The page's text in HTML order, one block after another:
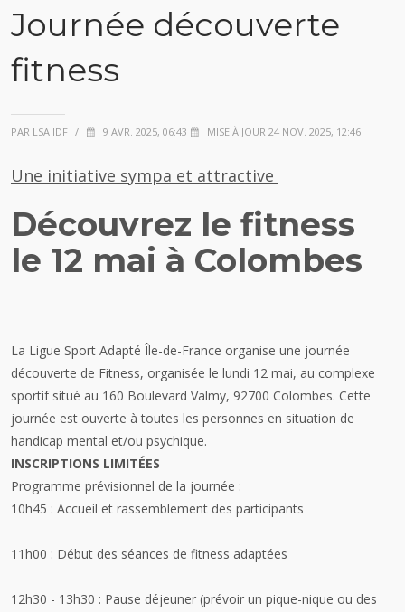
Journée découverte
fitness
PAR LSA IDF / 9 AVR. 2025, 06:43 MISE À JOUR 24 NOV. 2025, 12:46
Une initiative sympa et attractive
Découvrez le fitness
le 12 mai à Colombes
La Ligue Sport Adapté Île-de-France organise une journée
découverte de Fitness, organisée le lundi 12 mai, au complexe
sportif situé au 160 Boulevard Valmy, 92700 Colombes. Cette
journée est ouverte à toutes les personnes en situation de
handicap mental et/ou psychique.
INSCRIPTIONS LIMITÉES
Programme prévisionnel de la journée :
10h45 : Accueil et rassemblement des participants
11h00 : Début des séances de fitness adaptées
12h30 - 13h30 : Pause déjeuner (prévoir un pique-nique ou des